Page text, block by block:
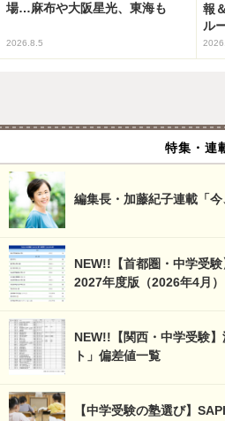
場…麻布や大阪星光、東海も
2026.8.5
報
ル
特集・連
編集長・加藤紀子連載「今
NEW!!【首都圏・中学受
2027年度版（2026年4月）
NEW!!【関西・中学受験
ト」偏差値一覧
【中学受験の塾選び】